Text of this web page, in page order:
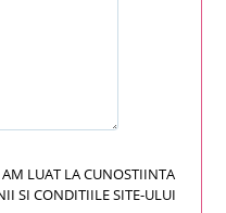
LUAT LA CUNOSTIINTA
SI CONDITIILE SITE-ULUI